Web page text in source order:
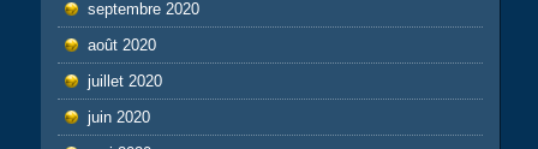
septembre 2020
août 2020
juillet 2020
juin 2020